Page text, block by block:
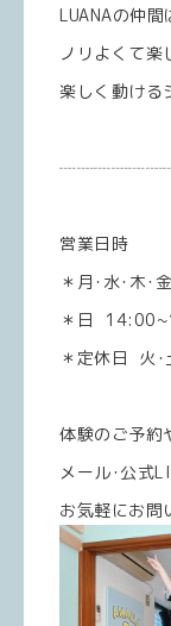
LUANAの仲間
ノリよくて楽
楽しく動ける
営業日時
＊月･水･木
＊日
＊定休日 火･
体験のご予約
メール･公式
お気軽にお